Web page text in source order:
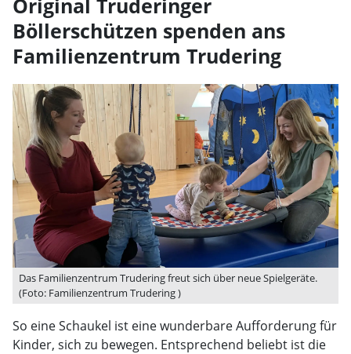
Original Truderinger
Böllerschützen spenden ans
Familienzentrum Trudering
Das Familienzentrum Trudering freut sich über neue Spielgeräte.
(Foto: Familienzentrum Trudering )
So eine Schaukel ist eine wunderbare Aufforderung für
Kinder, sich zu bewegen. Entsprechend beliebt ist die